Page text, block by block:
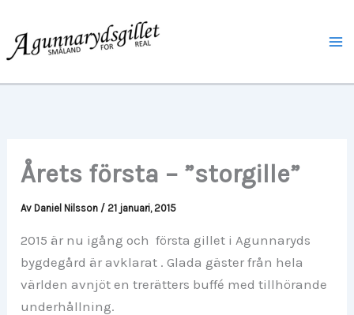
innehåll
Årets första – ”storgille”
Av Daniel Nilsson / 21 januari, 2015
2015 är nu igång och första gillet i Agunnaryds
bygdegård är avklarat . Glada gäster från hela
världen avnjöt en trerätters buffé med tillhörande
underhållning.